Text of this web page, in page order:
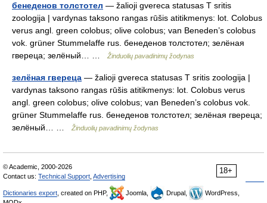
бенеденов толстотел — žalioji gvereca statusas T sritis
zoologija | vardynas taksono rangas rūšis atitikmenys: lot. Colobus
verus angl. green colobus; olive colobus; van Beneden’s colobus
vok. grüner Stummelaffe rus. бенеденов толстотел; зелёная
гвереца; зелёный… …
Žinduolių pavadinimų žodynas
зелёная гвереца — žalioji gvereca statusas T sritis zoologija |
vardynas taksono rangas rūšis atitikmenys: lot. Colobus verus
angl. green colobus; olive colobus; van Beneden’s colobus vok.
grüner Stummelaffe rus. бенеденов толстотел; зелёная гвереца;
зелёный… …
Žinduolių pavadinimų žodynas
18+
© Academic, 2000-2026
Contact us: Technical Support Advertising
Dictionaries export , created on PHP, Joomla, Drupal,
WordPress,